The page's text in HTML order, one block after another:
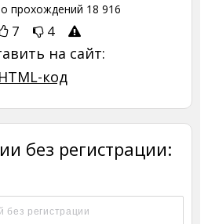
прохождений 18 916
7 4
на сайт:
HTML-код
без регистрации: